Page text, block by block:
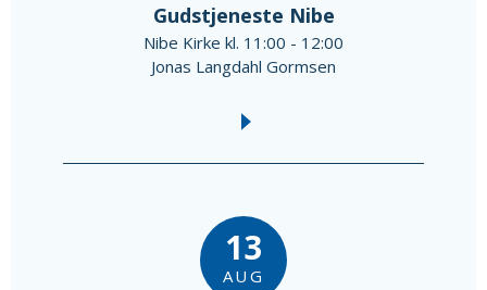
Gudstjeneste Nibe
Nibe Kirke kl. 11:00 - 12:00
Jonas Langdahl Gormsen
13
AUG